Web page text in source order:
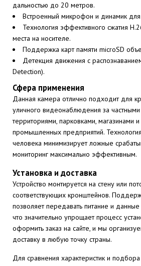
дальностью до 20 метров.
Встроенный микрофон и динамик для
Технология эффективного сжатия
места на носителе.
Поддержка карт памяти microSD
Детекция движения с
Detection).
Сфера применения
Данная камера отлично подходит для
уличного видеонаблюдения за
территориями, парковками, магазинами
промышленных предприятий.
человека минимизирует ложные
мониторинг максимально эффективным.
Установка и доставка
Устройство монтируется на стену или
соответствующих кронштейнов.
позволяет передавать питание и
что значительно упрощает процесс
оформить заказ на сайте, и мы
доставку в любую точку страны.
Для сравнения характеристик и